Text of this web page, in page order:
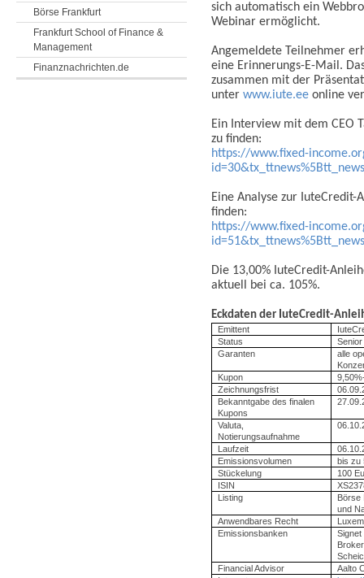
sich automatisch ein
Webinar ermöglicht.
Angemeldete Teilnehmer
eine Erinnerungs-E-Mail.
zusammen mit der
unter www.iute.ee online
Ein Interview mit dem CEO
zu finden:
https://www.fixed-
Eine Analyse zur
finden:
https://www.fixed-
Die 13,00% IuteCredit-
aktuell bei ca. 105%.
Eckdaten der IuteCredit-
Emittent
Status
Garanten
alle
Kupon
Zeichnungsfrist
Bekanntgabe des finalen
Kupons
Valuta,
Notierungsaufnahme
Laufzeit
Emissionsvolumen
bis zu
Stückelung
100
ISIN
Listing
Börse
und
Anwendbares Recht
Emissionsbanken
Financial Advisor
Aalto
Börse Frankfurt
Frankfurt School of Finance &
Management
Finanznachrichten.de